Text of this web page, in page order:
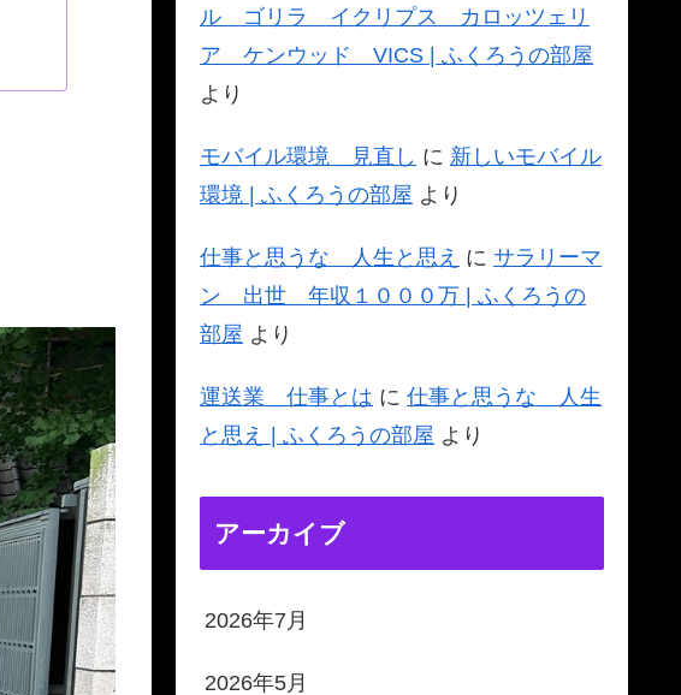
ル ゴリラ イクリプス カロッツェリ
ア ケンウッド VICS | ふくろうの部屋
より
モバイル環境 見直し に 新しいモバイル
環境 | ふくろうの部屋 より
仕事と思うな 人生と思え に サラリーマ
ン 出世 年収１０００万 | ふくろうの
部屋 より
運送業 仕事とは に 仕事と思うな 人生
と思え | ふくろうの部屋 より
アーカイブ
2026年7月
2026年5月